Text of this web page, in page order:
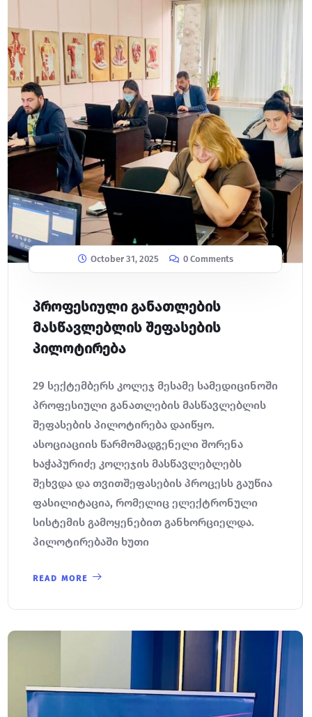
October 31, 2025 0 Comments
პროფესიული განათლების
მასწავლებლის შეფასების
პილოტირება
29 სექტემბერს კოლეჯ მესამე სამედიცინოში
პროფესიული განათლების მასწავლებლის
შეფასების პილოტირება დაიწყო.
ასოციაციის წარმომადგენელი შორენა
ხაჭაპურიძე კოლეჯის მასწავლებლებს
შეხვდა და თვითშეფასების პროცესს გაუწია
ფასილიტაცია, რომელიც ელექტრონული
სისტემის გამოყენებით განხორციელდა.
პილოტირებაში ხუთი
READ MORE